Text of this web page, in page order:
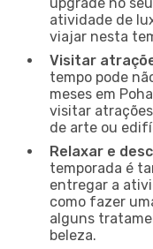
atividade de
viajar nesta
Visitar
tempo pode
meses em
visitar
de arte ou
Relaxar e
temporada é
entregar a
como fazer
alguns
beleza.